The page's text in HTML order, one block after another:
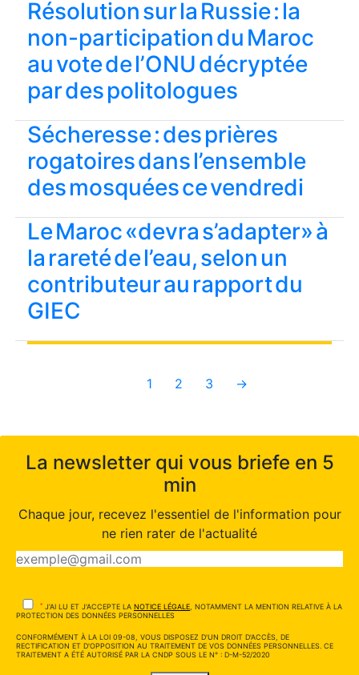
Résolution sur la Russie : la
non-participation du Maroc
au vote de l’ONU décryptée
par des politologues
Sécheresse : des prières
rogatoires dans l’ensemble
des mosquées ce vendredi
Le Maroc «devra s’adapter» à
la rareté de l’eau, selon un
contributeur au rapport du
GIEC
1 2 3 →
La newsletter qui vous briefe en 5
min
Chaque jour, recevez l'essentiel de l'information pour
ne rien rater de l'actualité
* J'AI LU ET J'ACCEPTE LA NOTICE LÉGALE , NOTAMMENT LA MENTION RELATIVE À LA
PROTECTION DES DONNÉES PERSONNELLES
CONFORMÉMENT À LA LOI 09-08, VOUS DISPOSEZ D'UN DROIT D'ACCÈS, DE
RECTIFICATION ET D'OPPOSITION AU TRAITEMENT DE VOS DONNÉES PERSONNELLES. CE
TRAITEMENT A ÉTÉ AUTORISÉ PAR LA CNDP SOUS LE N° : D-M-52/2020